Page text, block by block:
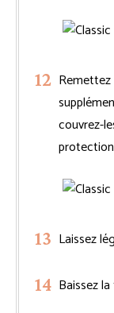
couvrez-
Laissez
Baissez